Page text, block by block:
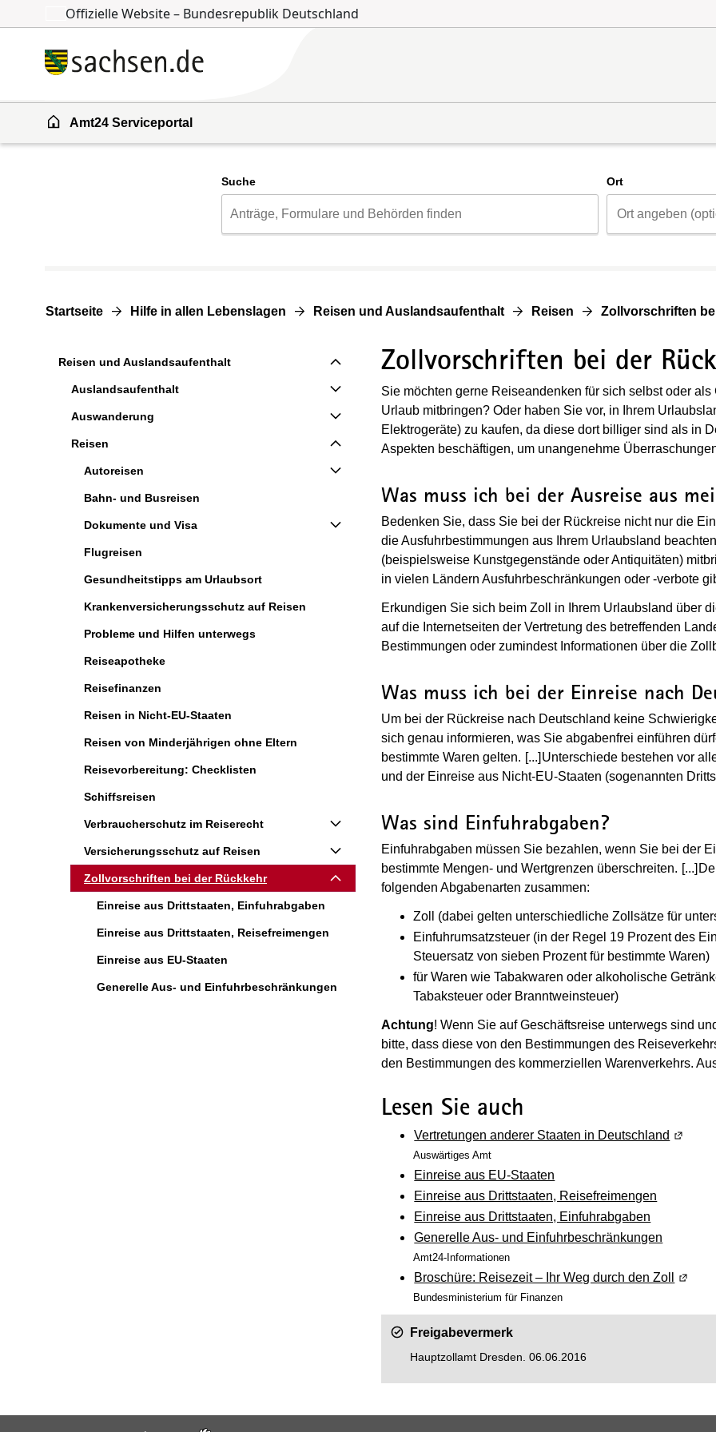
Zum Inhalt springen
Zur Suche springen
Offizielle Website – Bundesrepublik Deutschland
Amt24 Serviceportal
Suche Ort
Startseite Hilfe in allen Lebenslagen Reisen und Auslandsaufenthalt Reisen Zollvorschriften
Reisen und Auslandsaufenthalt
Auslandsaufenthalt
Auswanderung
Reisen
Autoreisen
Bahn- und Busreisen
Dokumente und Visa
Flugreisen
Gesundheitstipps am Urlaubsort
Krankenversicherungsschutz auf Reisen
Probleme und Hilfen unterwegs
Reiseapotheke
Reisefinanzen
Reisen in Nicht-EU-Staaten
Reisen von Minderjährigen ohne Eltern
Reisevorbereitung: Checklisten
Schiffsreisen
Verbraucherschutz im Reiserecht
Versicherungsschutz auf Reisen
Zollvorschriften bei der Rückkehr
Einreise aus Drittstaaten, Einfuhrabgaben
Einreise aus Drittstaaten, Reisefreimengen
Einreise aus EU-Staaten
Generelle Aus- und Einfuhrbeschränkungen
Zollvorschriften bei der
Sie möchten gerne Reiseandenken für sich selbst oder
Urlaub mitbringen? Oder haben Sie vor, in Ihrem
Elektrogeräte) zu kaufen, da diese dort billiger sind als in
Aspekten beschäftigen, um unangenehme
Was muss ich bei der Ausreise aus
Bedenken Sie, dass Sie bei der Rückreise nicht nur die
die Ausfuhrbestimmungen aus Ihrem Urlaubsland
(beispielsweise Kunstgegenstände oder Antiquitäten)
in vielen Ländern Ausfuhrbeschränkungen oder -verbote
Erkundigen Sie sich beim Zoll in Ihrem Urlaubsland über
auf die Internetseiten der Vertretung des betreffenden
Bestimmungen oder zumindest Informationen über die
Was muss ich bei der Einreise nach
Um bei der Rückreise nach Deutschland keine
sich genau informieren, was Sie abgabenfrei einführen
bestimmte Waren gelten. [...] (Wird in einem neuen Fenster
Unterschiede bestehen vor
und der Einreise aus Nicht-EU-Staaten (sogenannten
Was sind Einfuhrabgaben?
Einfuhrabgaben müssen Sie bezahlen, wenn Sie bei der
bestimmte Mengen- und Wertgrenzen überschreiten. [...]
folgenden Abgabenarten zusammen:
Zoll (dabei gelten unterschiedliche Zollsätze für
Einfuhrumsatzsteuer (in der Regel 19 Prozent des
Steuersatz von sieben Prozent für bestimmte Waren)
für Waren wie Tabakwaren oder alkoholische
Tabaksteuer oder Branntweinsteuer)
Achtung! Wenn Sie auf Geschäftsreise unterwegs sind
bitte, dass diese von den Bestimmungen des
den Bestimmungen des kommerziellen Warenverkehrs.
Lesen Sie auch
Vertretungen anderer Staaten in Deutschland (Wird
Auswärtiges Amt
Einreise aus EU-Staaten
Einreise aus Drittstaaten, Reisefreimengen
Einreise aus Drittstaaten, Einfuhrabgaben
Generelle Aus- und Einfuhrbeschränkungen
Amt24-Informationen
Broschüre: Reisezeit – Ihr Weg durch den Zoll (Wird
Bundesministerium für Finanzen
Freigabevermerk
Hauptzollamt Dresden. 06.06.2016